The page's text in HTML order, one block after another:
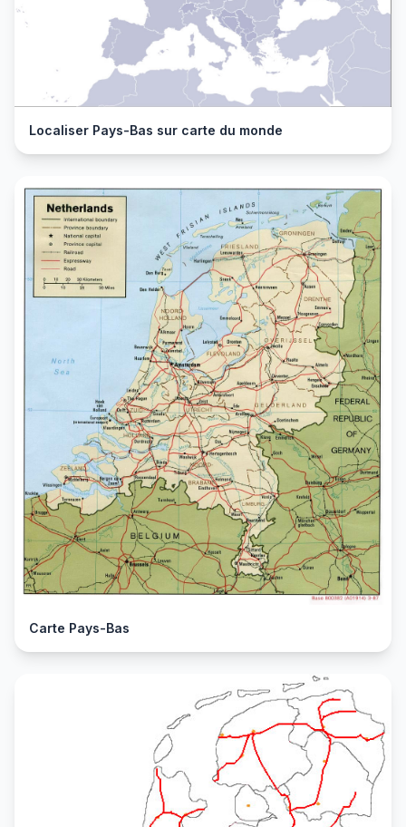
Localiser Pays-Bas sur carte du monde
Carte Pays-Bas